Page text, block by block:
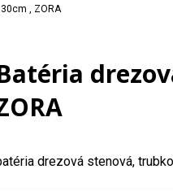
, ZORA
drezová stenová,